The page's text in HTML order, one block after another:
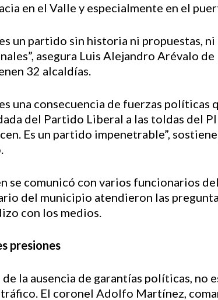
en el Valle y especialmente en el
un partido sin historia ni propuestas,
asegura Luis Alejandro Arévalo
32 alcaldías.
una consecuencia de fuerzas
del Partido Liberal a las toldas del
Es un partido impenetrable”,
se comunicó con varios funcionarios
del municipio atendieron las
con los medios.
presiones
de la ausencia de garantías políticas, no
El coronel Adolfo Martínez,